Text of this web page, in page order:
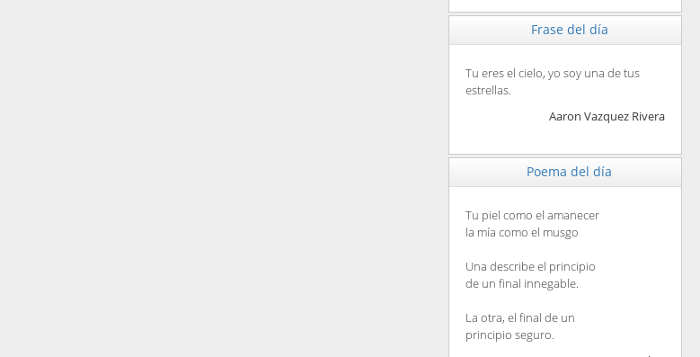
Frase del día
Tu eres el cielo, yo soy una de tus
estrellas.
Aaron Vazquez Rivera
Poema del día
Tu piel como el amanecer
la mía como el musgo
Una describe el principio
de un final innegable.
La otra, el final de un
principio seguro.